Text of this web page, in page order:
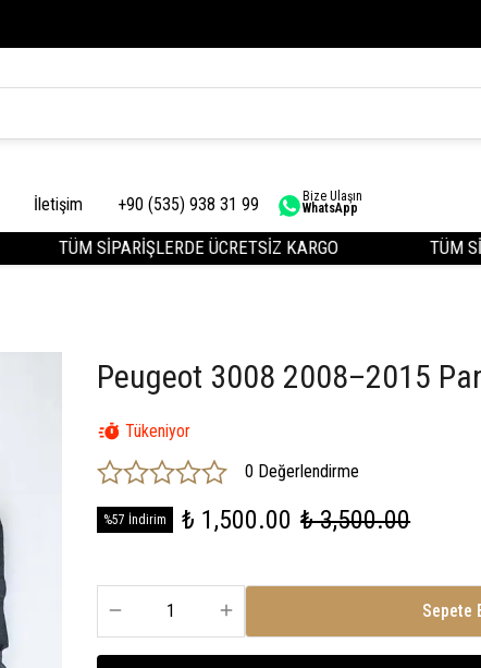
İletişim +90 (535) 938 31 99 Bize Ulaşın
WhatsApp
TÜM SİPARİŞLERDE ÜCRETSİZ KARGO TÜM
Peugeot 3008 2008–2015
Tükeniyor
0 Değerlendirme
%57 İndirim ₺ 1,500.00 ₺ 3,500.00
Sepete